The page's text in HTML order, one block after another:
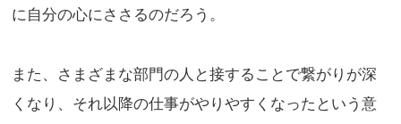
に自分の心にささるのだろう。
また、さまざまな部門の人と接することで繋がりが深
くなり、それ以降の仕事がやりやすくなったという意